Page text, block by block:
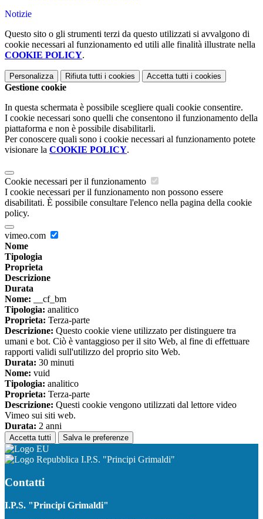
Notizie
Questo sito o gli strumenti terzi da questo utilizzati si avvalgono di
cookie necessari al funzionamento ed utili alle finalità illustrate nella
COOKIE POLICY.
Personalizza Rifiuta tutti i cookies Accetta tutti i cookies
Gestione cookie
In questa schermata è possibile scegliere quali cookie consentire.
I cookie necessari sono quelli che consentono il funzionamento della
piattaforma e non è possibile disabilitarli.
Per conoscere quali sono i cookie necessari al funzionamento potete
visionare la COOKIE POLICY.
Cookie necessari per il funzionamento
I cookie necessari per il funzionamento non possono essere
disabilitati. È possibile consultare l'elenco nella pagina della cookie
policy.
vimeo.com
Nome
Tipologia
Proprieta
Descrizione
Durata
Nome: __cf_bm
Tipologia: analitico
Proprieta: Terza-parte
Descrizione: Questo cookie viene utilizzato per distinguere tra
umani e bot. Ciò è vantaggioso per il sito Web, al fine di effettuare
rapporti validi sull'utilizzo del proprio sito Web.
Durata: 30 minuti
Nome: vuid
Tipologia: analitico
Proprieta: Terza-parte
Descrizione: Questi cookie vengono utilizzati dal lettore video
Vimeo sui siti web.
Durata: 2 anni
Accetta tutti Salva le preferenze
I.P.S. "Principi Grimaldi"
Contatti
I.P.S. "Principi Grimaldi"